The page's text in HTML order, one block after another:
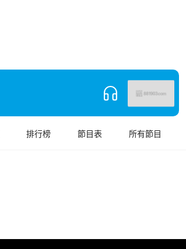
排行榜 節目表 所有節目